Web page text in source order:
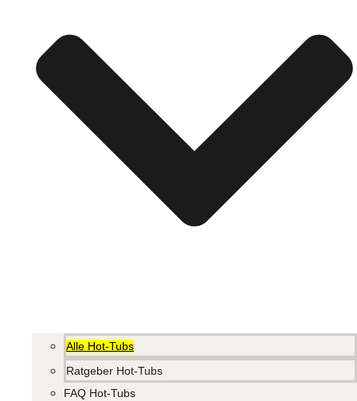
Alle Hot-Tubs
Ratgeber Hot-Tubs
FAQ Hot-Tubs